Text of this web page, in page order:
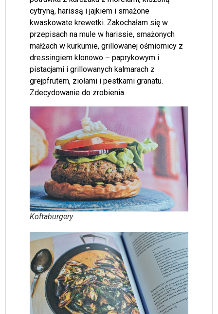
cytryną, harissą i jajkiem i smażone
kwaskowate krewetki. Zakochałam się w
przepisach na mule w harissie, smażonych
małżach w kurkumie, grillowanej ośmiornicy z
dressingiem klonowo – paprykowym i
pistacjami i grillowanych kalmarach z
grejpfrutem, ziołami i pestkami granatu.
Zdecydowanie do zrobienia.
Koftaburgery